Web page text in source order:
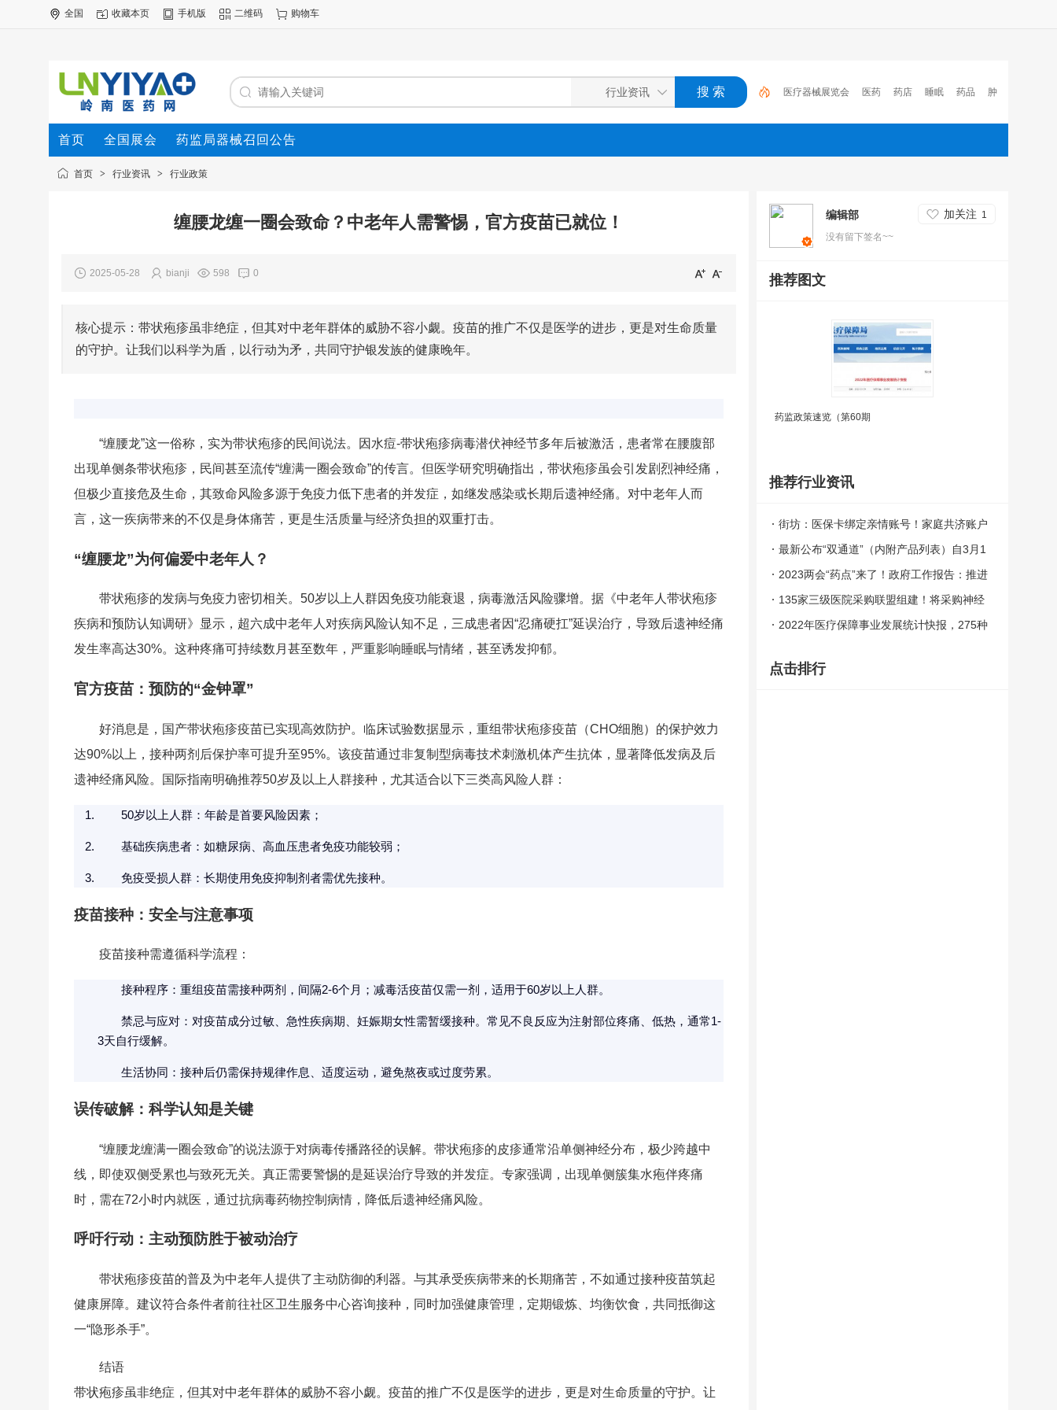
全国 收藏本页 手机版 二维码 购物车
医疗器械展览会 医药 药店 睡眠 药品 肿
瘤 医保 电子处方流转平台 2023 心脑血管疾
病
首页 全国展会 药监局器械召回公告
首页 > 行业资讯 > 行业政策
缠腰龙缠一圈会致命？中老年人需警惕，官方疫苗已就位！
2025-05-28 bianji 598 0
核心提示：带状疱疹虽非绝症，但其对中老年群体的威胁不容小觑。疫苗的推广不仅是医学的进步，更是对生命质量
的守护。让我们以科学为盾，以行动为矛，共同守护银发族的健康晚年。
“缠腰龙”这一俗称，实为带状疱疹的民间说法。因水痘-带状疱疹病毒潜伏神经节多年后被激活，患者常在腰腹部
出现单侧条带状疱疹，民间甚至流传“缠满一圈会致命”的传言。但医学研究明确指出，带状疱疹虽会引发剧烈神经痛，
但极少直接危及生命，其致命风险多源于免疫力低下患者的并发症，如继发感染或长期后遗神经痛。对中老年人而
言，这一疾病带来的不仅是身体痛苦，更是生活质量与经济负担的双重打击。
“缠腰龙”为何偏爱中老年人？
带状疱疹的发病与免疫力密切相关。50岁以上人群因免疫功能衰退，病毒激活风险骤增。据《中老年人带状疱疹
疾病和预防认知调研》显示，超六成中老年人对疾病风险认知不足，三成患者因“忍痛硬扛”延误治疗，导致后遗神经痛
发生率高达30%。这种疼痛可持续数月甚至数年，严重影响睡眠与情绪，甚至诱发抑郁。
官方疫苗：预防的“金钟罩”
好消息是，国产带状疱疹疫苗已实现高效防护。临床试验数据显示，重组带状疱疹疫苗（CHO细胞）的保护效力
达90%以上，接种两剂后保护率可提升至95%。该疫苗通过非复制型病毒技术刺激机体产生抗体，显著降低发病及后
遗神经痛风险。国际指南明确推荐50岁及以上人群接种，尤其适合以下三类高风险人群：
50岁以上人群：年龄是首要风险因素；
基础疾病患者：如糖尿病、高血压患者免疫功能较弱；
免疫受损人群：长期使用免疫抑制剂者需优先接种。
疫苗接种：安全与注意事项
疫苗接种需遵循科学流程：
接种程序：重组疫苗需接种两剂，间隔2-6个月；减毒活疫苗仅需一剂，适用于60岁以上人群。
禁忌与应对：对疫苗成分过敏、急性疾病期、妊娠期女性需暂缓接种。常见不良反应为注射部位疼痛、低热，通常1-
3天自行缓解。
生活协同：接种后仍需保持规律作息、适度运动，避免熬夜或过度劳累。
误传破解：科学认知是关键
“缠腰龙缠满一圈会致命”的说法源于对病毒传播路径的误解。带状疱疹的皮疹通常沿单侧神经分布，极少跨越中
线，即使双侧受累也与致死无关。真正需要警惕的是延误治疗导致的并发症。专家强调，出现单侧簇集水疱伴疼痛
时，需在72小时内就医，通过抗病毒药物控制病情，降低后遗神经痛风险。
呼吁行动：主动预防胜于被动治疗
带状疱疹疫苗的普及为中老年人提供了主动防御的利器。与其承受疾病带来的长期痛苦，不如通过接种疫苗筑起
健康屏障。建议符合条件者前往社区卫生服务中心咨询接种，同时加强健康管理，定期锻炼、均衡饮食，共同抵御这
一“隐形杀手”。
结语
带状疱疹虽非绝症，但其对中老年群体的威胁不容小觑。疫苗的推广不仅是医学的进步，更是对生命质量的守护。让
编辑部 加关注 1
没有留下签名~~
推荐图文
药监政策速览（第60期
推荐行业资讯
街坊：医保卡绑定亲情账号！家庭共济账户
最新公布“双通道”（内附产品列表）自3月1
日起，广州市执行《广东省基本医疗保险、
工伤保险和生育保险药品目录（2023年
版）》
2023两会“药点”来了！政府工作报告：推进
药品集采、中医药创新、急需药进保……
135家三级医院采购联盟组建！将采购神经
介入、外周介入耗材，议价、谈判、竞
2022年医疗保障事业发展统计快报，275种
点击排行